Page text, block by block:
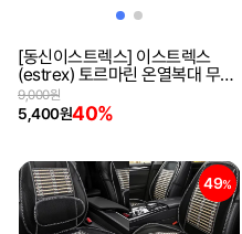
[동신이스트렉스] 이스트렉스
(estrex) 토르마린 온열복대 무릎
보호대 찜질 벨크로형식 허리복대
5,400원40%
9,000원
49%